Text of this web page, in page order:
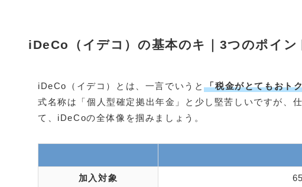
iDeCo（イデコ）の基本のキ｜3つのポイン
iDeCo（イデコ）とは、一言でいうと「税金がとてもおト
式名称は「個人型確定拠出年金」と少し堅苦しいですが、
て、iDeCoの全体像を掴みましょう。
加入対象